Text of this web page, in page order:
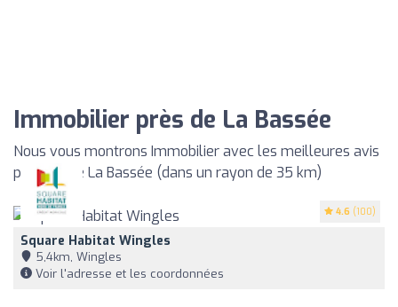
Immobilier près de La Bassée
Nous vous montrons Immobilier avec les meilleures avis
proches de La Bassée (dans un rayon de 35 km)
4.6 (100)
Square Habitat Wingles
5,4km, Wingles
Voir l'adresse et les coordonnées